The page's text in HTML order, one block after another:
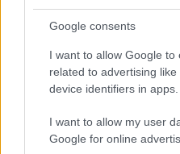
Google consents
I want to allow Google to
related to advertising
device identifiers in apps.
I want to allow my user
Google for online
Címkék: stat magyar
Ajánlott bejegyzések: